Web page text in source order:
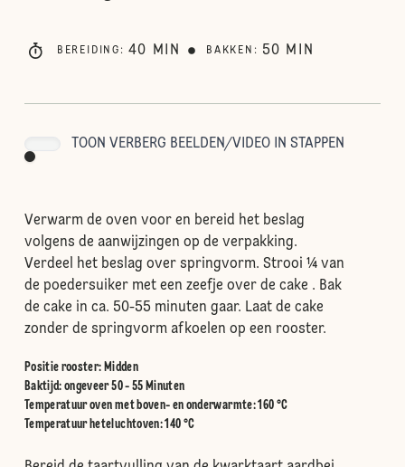
BEREIDING : 40 MIN BAKKEN : 50 MIN
TOON VERBERG BEELDEN/VIDEO IN STAPPEN
Verwarm de oven voor en bereid het beslag
volgens de aanwijzingen op de verpakking.
Verdeel het beslag over springvorm. Strooi ¼ van
de poedersuiker met een zeefje over de cake . Bak
de cake in ca. 50-55 minuten gaar. Laat de cake
zonder de springvorm afkoelen op een rooster.
Positie rooster: Midden
Baktijd: ongeveer 50 - 55 Minuten
Temperatuur oven met boven- en onderwarmte:160 °C
Temperatuur heteluchtoven:140 °C